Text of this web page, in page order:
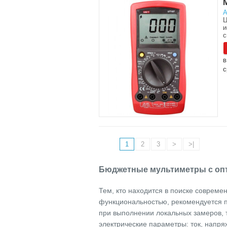
1 2 3 > >|
Бюджетные мультиметры с
Тем, кто находится в поиске
функциональностью, рекомендуется
при выполнении локальных
электрические параметры: ток,